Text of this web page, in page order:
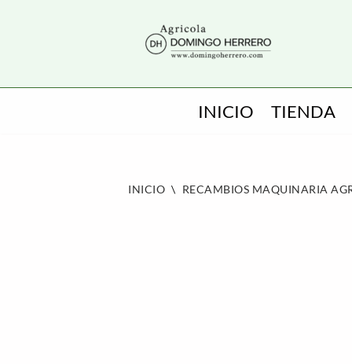
INICIO TIENDA
INICIO \ RECAMBIOS MAQUINARIA